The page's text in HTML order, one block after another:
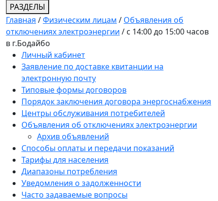
РАЗДЕЛЫ
Главная /Физическим лицам / Объявления об
отключениях электроэнергии / с 14:00 до 15:00 часов
в г.Бодайбо
Личный кабинет
Заявление по доставке квитанции на
электронную почту
Типовые формы договоров
Порядок заключения договора энергоснабжения
Центры обслуживания потребителей
Объявления об отключениях электроэнергии
Архив объявлений
Способы оплаты и передачи показаний
Тарифы для населения
Диапазоны потребления
Уведомления о задолженности
Часто задаваемые вопросы